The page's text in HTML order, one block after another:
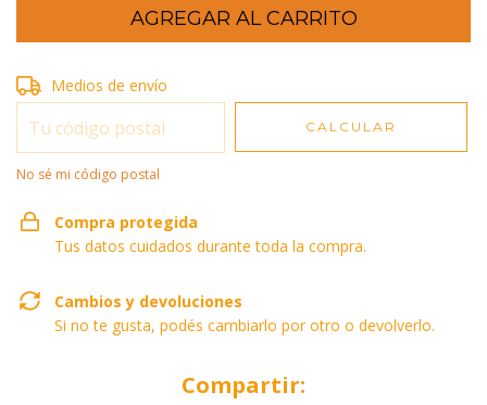
Entregas para el CP:
Medios de envío
CALCULAR
No sé mi código postal
Compra protegida
Tus datos cuidados durante toda la compra.
Cambios y devoluciones
Si no te gusta, podés cambiarlo por otro o devolverlo.
Compartir: